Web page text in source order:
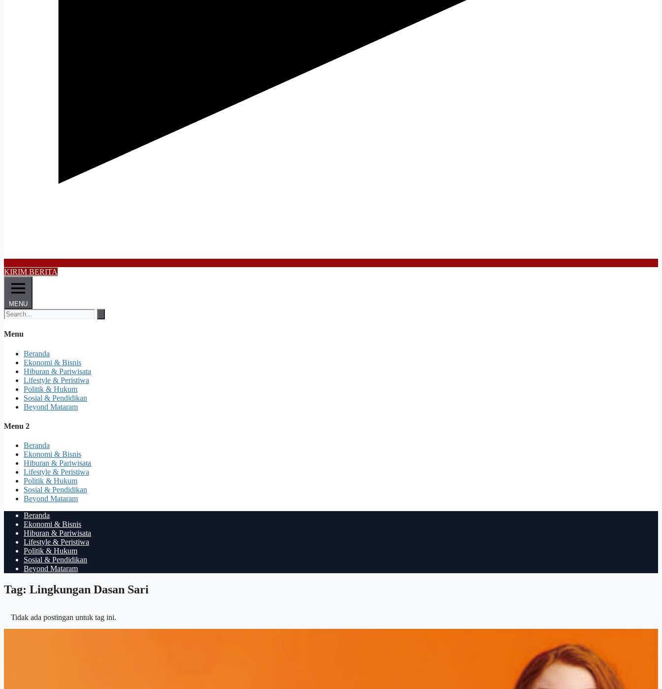
KIRIM BERITA
MENU
Menu
Beranda
Ekonomi & Bisnis
Hiburan & Pariwisata
Lifestyle & Peristiwa
Politik & Hukum
Sosial & Pendidikan
Beyond Mataram
Menu 2
Beranda
Ekonomi & Bisnis
Hiburan & Pariwisata
Lifestyle & Peristiwa
Politik & Hukum
Sosial & Pendidikan
Beyond Mataram
Beranda
Ekonomi & Bisnis
Hiburan & Pariwisata
Lifestyle & Peristiwa
Politik & Hukum
Sosial & Pendidikan
Beyond Mataram
Tag: Lingkungan Dasan Sari
Tidak ada postingan untuk tag ini.